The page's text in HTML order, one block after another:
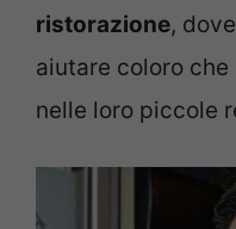
ristorazione,
aiutare coloro
nelle loro piccole